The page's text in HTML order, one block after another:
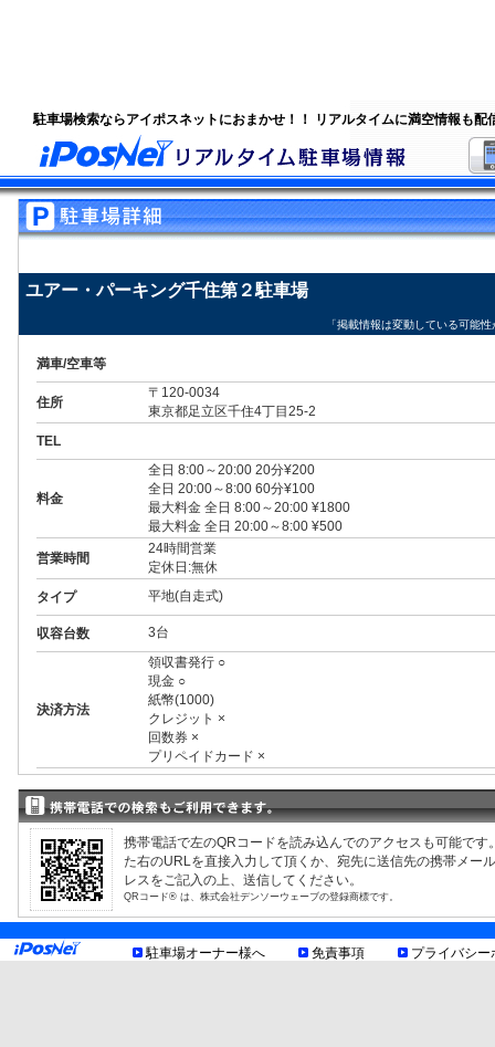
駐車場検索ならアイポスネットにおまかせ！！ リアルタイムに満空情報も配
ユアー・パーキング千住第２駐車場
「掲載情報は変動している可能
満車/空車等
住所
〒120-0034
東京都足立区千住4丁目25-2
TEL
料金
全日 8:00～20:00 20分¥200
全日 20:00～8:00 60分¥100
最大料金 全日 8:00～20:00 ¥1800
最大料金 全日 20:00～8:00 ¥500
営業時間
24時間営業
定休日:無休
タイプ
平地(自走式)
収容台数 3台
決済方法
領収書発行 ○
現金 ○
紙幣(1000)
クレジット ×
回数券 ×
プリペイドカード ×
制限事項
3ナンバー ○
RV ○
1BOX ○
高 2.50m まで
幅 1.90m まで
長 4.80m まで
重量 2.00t まで
1番車室小型車専用
お知らせ
携帯電話で左のQRコードを読み込んでのアクセスも可能です
た右のURLを直接入力して頂くか、宛先に送信先の携帯メー
レスをご記入の上、送信してください。
QRコード® は、株式会社デンソーウェーブの登録商標です。
駐車場オーナー様へ 免責事項 プライバシー